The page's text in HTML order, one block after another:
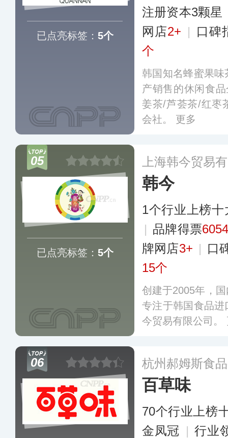
已点亮标签： 5个
注册资本3颗星
网店2+ | 口碑
个
韩国知名蜂蜜果
产销售的休闲食
姜茶/芦荟茶/红枣
会社。 更多
05
已点亮标签： 5个
上海韩今贸易
韩今
1个行业上榜十
| 品牌得票
牌网店3+ | 口
15个
创建于2005年，
专注于韩国食品
今贸易有限公司。
06 杭州郝姆斯食
百草味
70个行业上榜
金凤冠 | 行业